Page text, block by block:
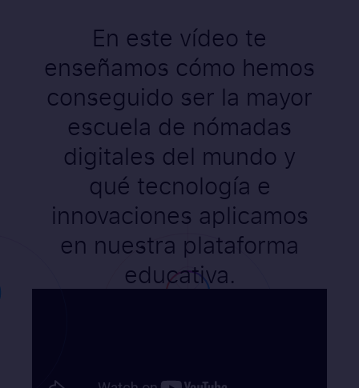
En este vídeo te
enseñamos cómo hemos
conseguido ser la mayor
escuela de nómadas
digitales del mundo y
qué tecnología e
innovaciones aplicamos
en nuestra plataforma
educativa.